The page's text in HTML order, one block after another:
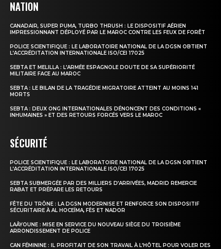
NATION
CANADAIR, SUPER PUMA, TURBO THRUSH : LE DISPOSITIF AÉRIEN
IMPRESSIONNANT DÉPLOYÉ PAR LE MAROC CONTRE LES FEUX DE FORÊT
POLICE SCIENTIFIQUE : LE LABORATOIRE NATIONAL DE LA DGSN OBTIENT
L’ACCRÉDITATION INTERNATIONALE ISO/CEI 17025
SEBTA ET MELILLA : L’ARMÉE ESPAGNOLE DOUTE DE SA SUPÉRIORITÉ
MILITAIRE FACE AU MAROC
SEBTA : LE BILAN DE LA TRAGÉDIE MIGRATOIRE ATTEINT AU MOINS 141
MORTS
SEBTA : DEUX ONG INTERNATIONALES DÉNONCENT DES CONDITIONS «
INHUMAINES » ET DES RETOURS FORCÉS VERS LE MAROC
SÉCURITÉ
POLICE SCIENTIFIQUE : LE LABORATOIRE NATIONAL DE LA DGSN OBTIENT
L’ACCRÉDITATION INTERNATIONALE ISO/CEI 17025
SEBTA SUBMERGÉE PAR DES MILLIERS D’ARRIVÉES, MADRID REMERCIE
RABAT ET PRÉPARE LES RETOURS
FÊTE DU TRÔNE : LA DGSN MODERNISE ET RENFORCE SON DISPOSITIF
SÉCURITAIRE À AL HOCEÏMA, FÈS ET NADOR
LAÂYOUNE : MISE EN SERVICE DU NOUVEAU SIÈGE DU TROISIÈME
ARRONDISSEMENT DE POLICE
CAN FÉMININE : IL PROFITAIT DE SON TRAVAIL À L’HÔTEL POUR VOLER DES